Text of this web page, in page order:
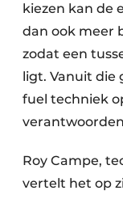
kiezen kan de
dan ook meer
zodat een
ligt. Vanuit die
fuel techniek
Roy Campe,
vertelt het op